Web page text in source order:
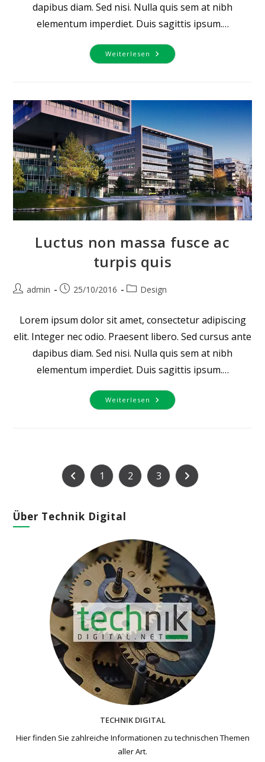
dapibus diam. Sed nisi. Nulla quis sem at nibh
elementum imperdiet. Duis sagittis ipsum.…
Weiterlesen Pellentesque
Nibh
Luctus non massa fusce ac
turpis quis
Beitrags-
admin
Beitrag25/10/2016
Beitrags-
Design
Lorem ipsum dolor sit amet, consectetur adipiscing
elit. Integer nec odio. Praesent libero. Sed cursus ante
dapibus diam. Sed nisi. Nulla quis sem at nibh
elementum imperdiet. Duis sagittis ipsum.…
Weiterlesen Luctus
Non
Zur vorherigen Seite
1 2 3 Zur nächsten Seite
Über Technik Digital
TECHNIK DIGITAL
Hier finden Sie zahlreiche Informationen zu technischen Themen​
aller Art.